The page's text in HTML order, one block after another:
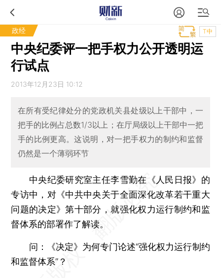
政经 T中
中央纪委评一把手权力公开透明运
行试点
2013年12月23日 10:12
在所有受纪律处分的党政机关县处级以上干部中，一
把手的比例占总数1/3以上；在厅局级以上干部中一把
手的比例更高。这说明，对一把手权力的制约和监督
仍然是一个薄弱环节
中央纪委研究室主任李雪勤在《人民日报》的
专访中，对《中共中央关于全面深化改革若干重大
问题的决定》第十部分，就强化权力运行制约和监
督体系的部署作了解读。
问：《决定》为何专门论述“强化权力运行制约
和监督体系”？